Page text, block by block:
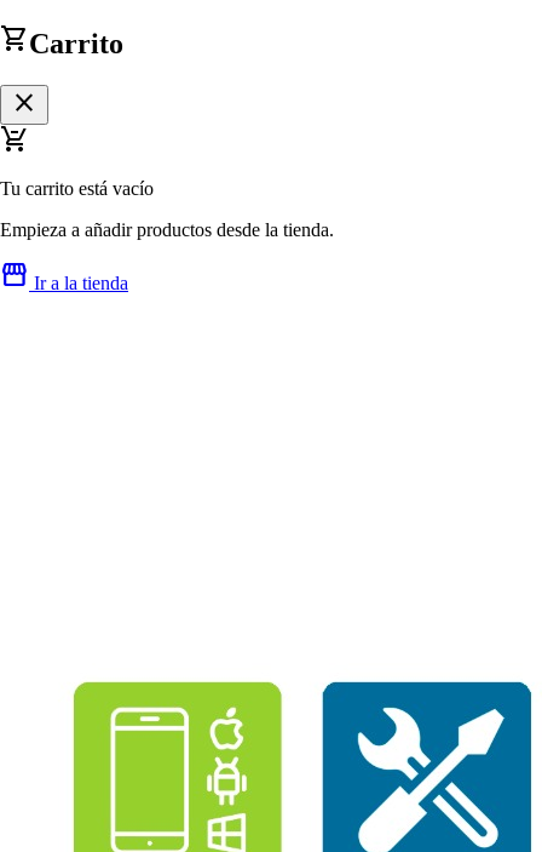
shopping_cartCarrito
close
remove_shopping_cart
Tu carrito está vacío
Empieza a añadir productos desde la tienda.
storefront Ir a la tienda